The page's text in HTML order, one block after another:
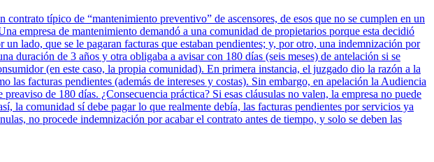
típico de “mantenimiento preventivo” de ascensores, de esos que no se cumplen en un
empresa de mantenimiento demandó a una comunidad de propietarios porque esta decidió
lado, que se le pagaran facturas que estaban pendientes; y, por otro, una indemnización por
duración de 3 años y otra obligaba a avisar con 180 días (seis meses) de antelación si se
(en este caso, la propia comunidad). En primera instancia, el juzgado dio la razón a la
facturas pendientes (además de intereses y costas). Sin embargo, en apelación la Audiencia
de 180 días. ¿Consecuencia práctica? Si esas cláusulas no valen, la empresa no puede
la comunidad sí debe pagar lo que realmente debía, las facturas pendientes por servicios ya
no procede indemnización por acabar el contrato antes de tiempo, y solo se deben las